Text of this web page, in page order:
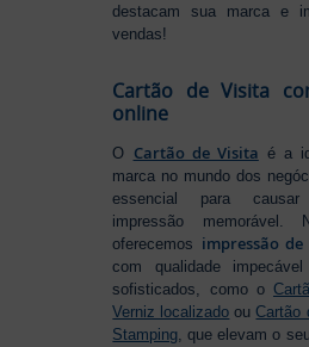
destacam sua marca e
vendas!
Cartão de Visita
online
O Cartão de Visita é a
marca no mundo dos
essencial para
impressão memorável.
oferecemos impressão
com qualidade
sofisticados, como o
Verniz localizado ouCartão
Stamping, que elevam o